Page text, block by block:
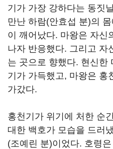
기가 가장 강하다는 동짓
만난 하람(안효섭 분)의
이 깨어났다. 마왕은 자신
나자 반응했다. 그리고 자
는 곳으로 향했다. 현신한
기가 가득했고, 마왕은 홍
가갔다.
홍천기가 위기에 처한 순
대한 백호가 모습을 드러
(조예린 분)이었다. 호령